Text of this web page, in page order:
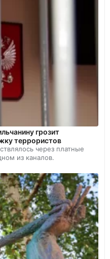
грозит
террористов
через платные
из каналов.